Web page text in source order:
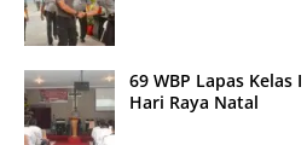
69 WBP Lapas Kelas
Hari Raya Natal